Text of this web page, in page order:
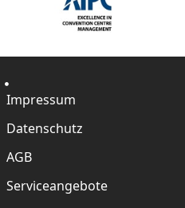
Impressum
Datenschutz
AGB
Serviceangebote